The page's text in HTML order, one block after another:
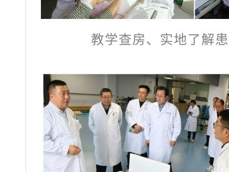
教学查房、实地了解